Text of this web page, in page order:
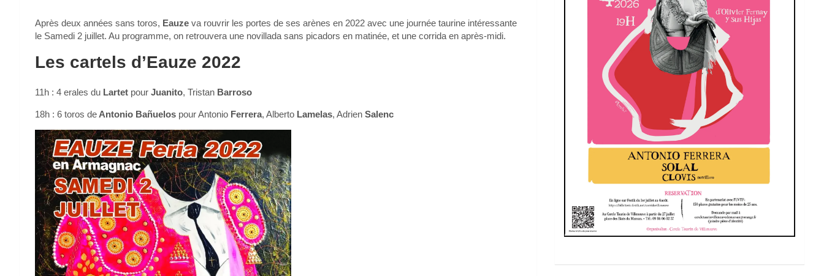
Après deux années sans toros, Eauze va rouvrir les portes de ses arènes en 2022 avec une journée taurine intéressante
le Samedi 2 juillet. Au programme, on retrouvera une novillada sans picadors en matinée, et une corrida en après-midi.
Les cartels d’Eauze 2022
11h : 4 erales du Lartet pour Juanito, Tristan Barroso
18h : 6 toros de Antonio Bañuelos pour Antonio Ferrera, Alberto Lamelas, Adrien Salenc